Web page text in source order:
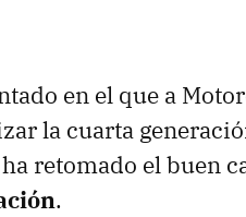
en el que a
la cuarta
retomado el buen
.